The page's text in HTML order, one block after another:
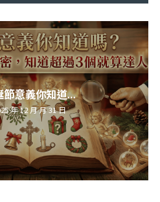
節意義你知道...
年 12 月 月 31 日